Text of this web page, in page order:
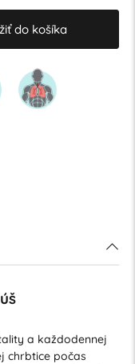
do košíka
a každodennej
chrbtice počas